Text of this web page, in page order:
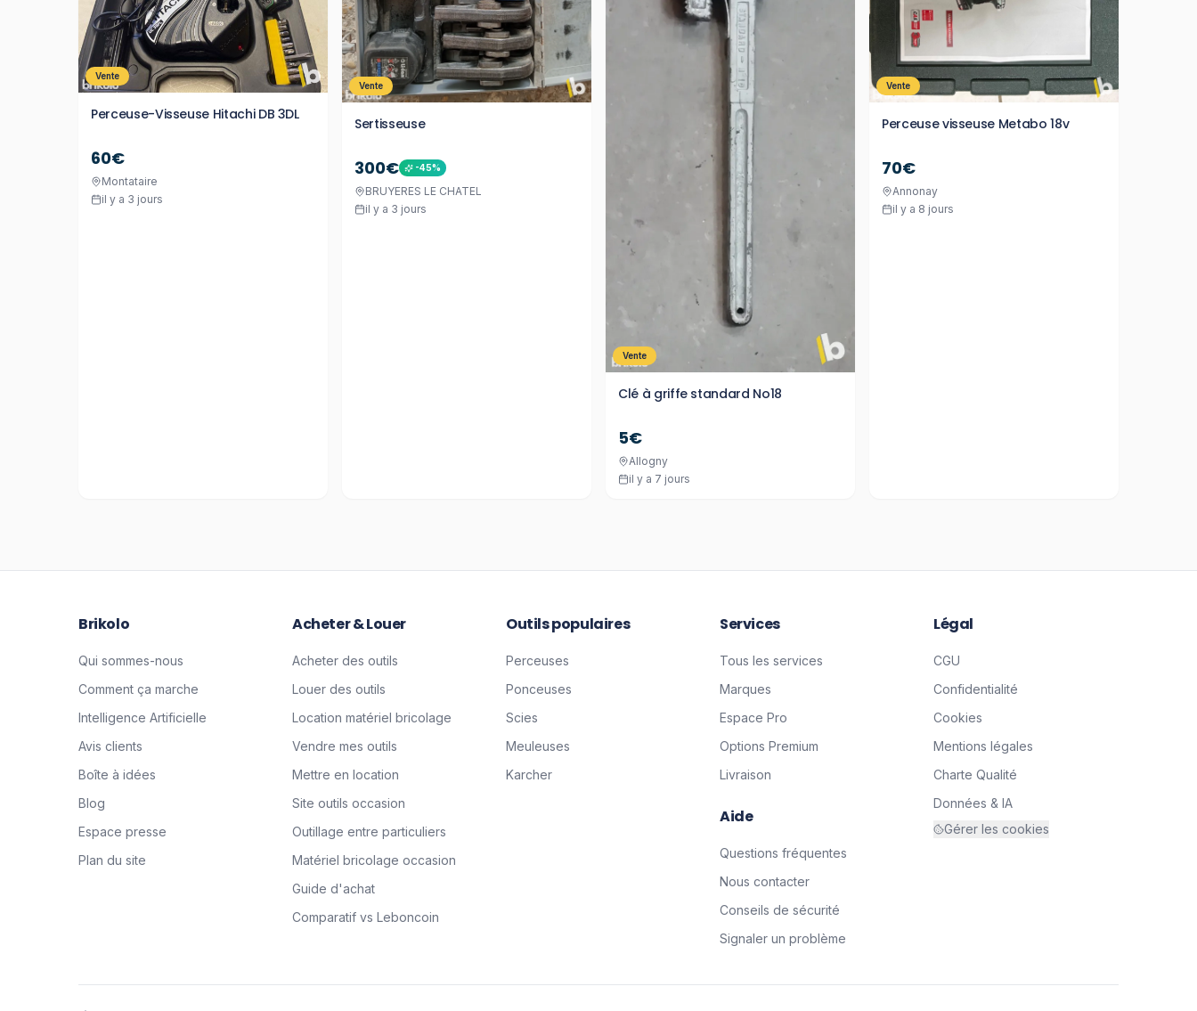
Vente
Perceuse-Visseuse Hitachi DB 3DL
60€
Montataire
il y a 3 jours
Vente
Sertisseuse
300€ -45%
BRUYERES LE CHATEL
il y a 3 jours
Vente
Clé à griffe standard No18
5€
Allogny
il y a 7 jours
Vente
Perceuse visseuse Metabo 18v
70€
Annonay
il y a 8 jours
Brikolo
Qui sommes-nous
Comment ça marche
Intelligence Artificielle
Avis clients
Boîte à idées
Blog
Espace presse
Plan du site
Acheter & Louer
Acheter des outils
Louer des outils
Location matériel bricolage
Vendre mes outils
Mettre en location
Site outils occasion
Outillage entre particuliers
Matériel bricolage occasion
Guide d'achat
Comparatif vs Leboncoin
Outils populaires
Perceuses
Ponceuses
Scies
Meuleuses
Karcher
Services
Tous les services
Marques
Espace Pro
Options Premium
Livraison
Aide
Questions fréquentes
Nous contacter
Conseils de sécurité
Signaler un problème
Légal
CGU
Confidentialité
Cookies
Mentions légales
Charte Qualité
Données & IA
Gérer les cookies